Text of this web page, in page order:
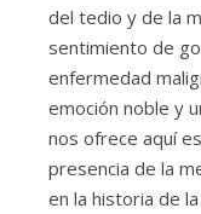
del tedio y de la
sentimiento de
enfermedad
emoción noble y
nos ofrece aquí
presencia de la
en la historia de